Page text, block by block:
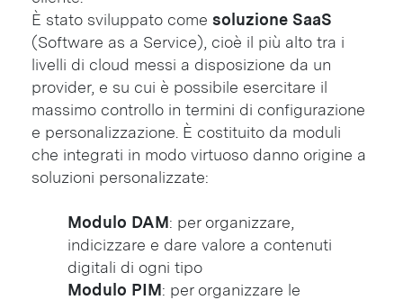
È stato sviluppato come soluzione SaaS
(Software as a Service), cioè il più alto tra i
livelli di cloud messi a disposizione da un
provider, e su cui è possibile esercitare il
massimo controllo in termini di configurazione
e personalizzazione. È costituito da moduli
che integrati in modo virtuoso danno origine a
soluzioni personalizzate:
Modulo DAM: per organizzare,
indicizzare e dare valore a contenuti
digitali di ogni tipo
Modulo PIM: per organizzare le